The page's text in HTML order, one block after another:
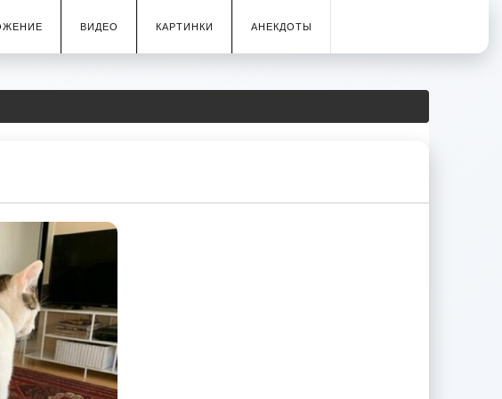
ВИДЕО КАРТИНКИ АНЕКДОТЫ